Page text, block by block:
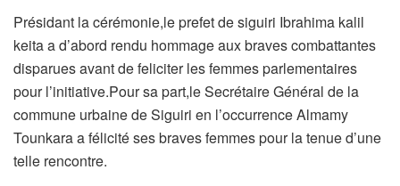
Présidant la cérémonie,le prefet de siguiri Ibrahima kalil
keita a d’abord rendu hommage aux braves combattantes
disparues avant de feliciter les femmes parlementaires
pour l’initiative.Pour sa part,le Secrétaire Général de la
commune urbaine de Siguiri en l’occurrence Almamy
Tounkara a félicité ses braves femmes pour la tenue d’une
telle rencontre.